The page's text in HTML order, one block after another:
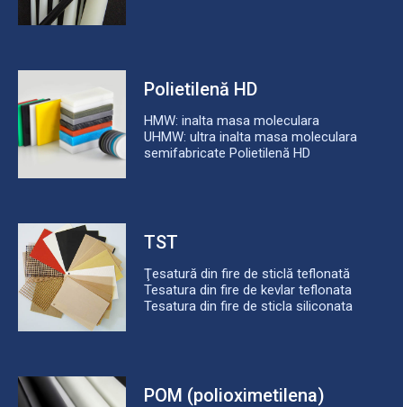
Polietilenă HD
HMW: inalta masa moleculara
UHMW: ultra inalta masa moleculara
semifabricate Polietilenă HD
TST
Ţesatură din fire de sticlă teflonată
Tesatura din fire de kevlar teflonata
Tesatura din fire de sticla siliconata
POM (polioximetilena)